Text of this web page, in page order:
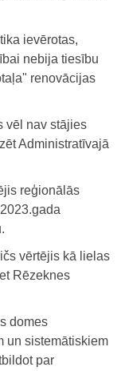
ievērotas,
nebija tiesību
renovācijas
vēl nav stājies
Administratīvajā
reģionālās
vērtējis kā lielas
Rēzeknes
domes
un sistemātiskiem
par